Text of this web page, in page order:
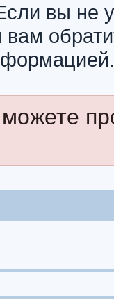
вы не